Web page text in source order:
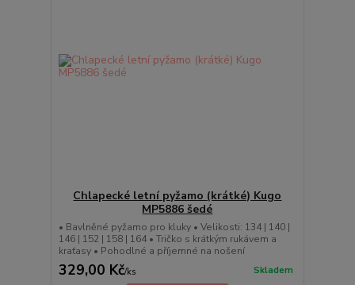
Chlapecké letní pyžamo (krátké) Kugo
MP5886 šedé
• Bavlněné pyžamo pro kluky • Velikosti: 134 | 140 |
146 | 152 | 158 | 164 • Tričko s krátkým rukávem a
kraťasy • Pohodlné a příjemné na nošení
329,00 Kč/ks Skladem